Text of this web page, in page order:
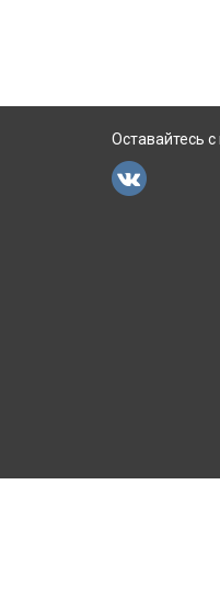
Оставайтесь с